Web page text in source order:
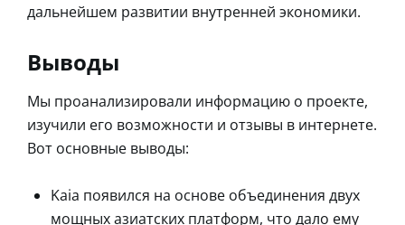
дальнейшем развитии внутренней экономики.
Выводы
Мы проанализировали информацию о проекте,
изучили его возможности и отзывы в интернете.
Вот основные выводы:
Kaia появился на основе объединения двух
мощных азиатских платформ, что дало ему